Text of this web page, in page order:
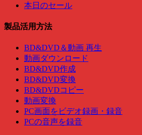
本日のセール
製品活用方法
BD&DVD＆動画 再生
動画ダウンロード
BD&DVD作成
BD&DVD変換
BD&DVDコピー
動画変換
PC画面をビデオ録画・録音
PCの音声を録音